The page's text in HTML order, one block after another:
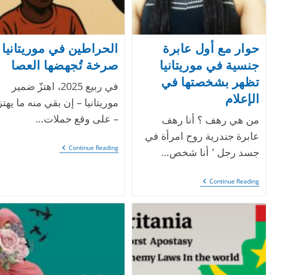
حوار مع أول عابرة
جنسية في موريتانيا
تظهر بشخصتها في
الإعلام
من هي رهف ؟ أنا رهف
عابرة جندرية روح امرأة في
جسد رجل ٬ أنا شخص…
Continue Readingحوار
مع
عابرة
موريتانيا
بشخصتها
في
الإعلام
الحراطين في موريتانيا
صرخة تُجهضها العصا
في ربيع 2025، اهتزّ ضمير
موريتانيا – إن بقي منه ما يهتز
– على وقع حملات…
Continue Readingالحراطين
في